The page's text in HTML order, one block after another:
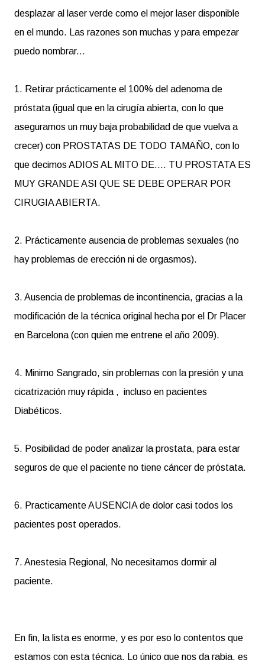
desplazar al laser verde como el mejor laser disponible
en el mundo. Las razones son muchas y para empezar
puedo nombrar...
1. Retirar prácticamente el 100% del adenoma de
próstata (igual que en la cirugía abierta, con lo que
aseguramos un muy baja probabilidad de que vuelva a
crecer) con PROSTATAS DE TODO TAMAÑO, con lo
que decimos ADIOS AL MITO DE.... TU PROSTATA ES
MUY GRANDE ASI QUE SE DEBE OPERAR POR
CIRUGIA ABIERTA.
2. Prácticamente ausencia de problemas sexuales (no
hay problemas de erección ni de orgasmos).
3. Ausencia de problemas de incontinencia, gracias a la
modificación de la técnica original hecha por el Dr Placer
en Barcelona (con quien me entrene el año 2009).
4. Minimo Sangrado, sin problemas con la presión y una
cicatrización muy rápida , incluso en pacientes
Diabéticos.
5. Posibilidad de poder analizar la prostata, para estar
seguros de que el paciente no tiene cáncer de próstata.
6. Practicamente AUSENCIA de dolor casi todos los
pacientes post operados.
7. Anestesia Regional, No necesitamos dormir al
paciente.
En fin, la lista es enorme, y es por eso lo contentos que
estamos con esta técnica. Lo único que nos da rabia, es